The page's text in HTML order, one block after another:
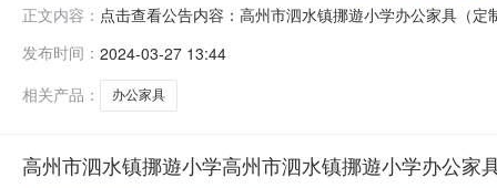
正文内容： 点击查看公告内容：高州市泗水镇挪遊小学办公家具（
4,200.00（四）采购需求：编号服务描述需求描述数量
椅：410mm、靠
发布时间： 2024-03-27 13:44
相关产品：
办公家具
高州市泗水镇挪遊小学高州市泗水镇挪遊小学办公